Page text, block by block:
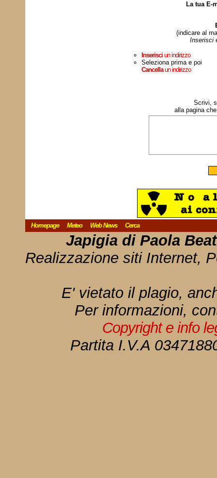
La tua E-
(indicare al
Inserisci
Inserisciun indirizzo
Seleziona prima e poi
Cancellaun indirizzo
Scrivi,
alla pagina
Homepage Meteo Web News Cerca
Japigia di Paola
Realizzazione siti Internet,
E' vietato il plagio,
Per informazioni,
Copyright e info
Partita I.V.A